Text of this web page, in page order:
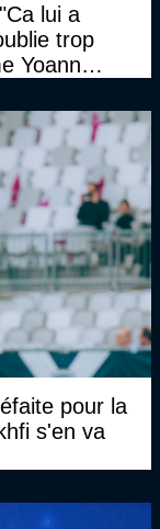
lui a
trop
Yoann
pour la
s'en va